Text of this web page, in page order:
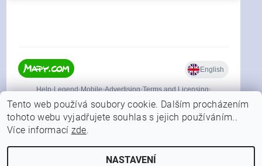
Tento web používá soubory cookie. Dalším procházením
tohoto webu vyjadřujete souhlas s jejich používáním..
Více informací zde.
NASTAVENÍ